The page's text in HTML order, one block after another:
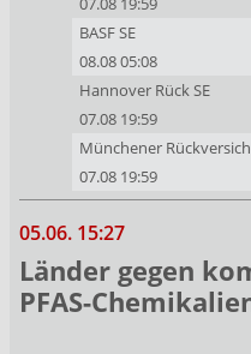
BASF SE
08.08 05:08
Hannover Rück SE
07.08 19:59
07.08 19:59
05.06. 15:27
Länder gegen
PFAS-